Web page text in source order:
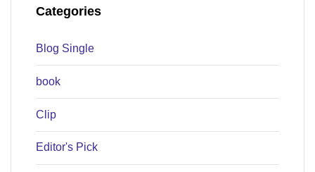
Categories
Blog Single
book
Clip
Editor's Pick